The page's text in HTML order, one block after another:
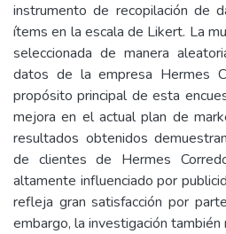
instrumento de recopilación de
ítems en la escala de Likert. La
seleccionada de manera
datos de la empresa Hermes
propósito principal de esta
mejora en el actual plan de
resultados obtenidos
de clientes de Hermes
altamente influenciado por
refleja gran satisfacción por
embargo, la investigación